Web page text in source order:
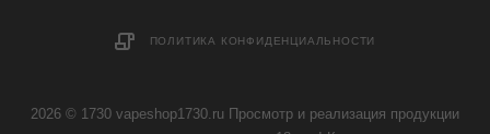
ПОЛИТИКА КОНФИДЕНЦИАЛЬНОСТИ
2026 © 1730 vapeshop1730.ru Просмотр и реализация продукции